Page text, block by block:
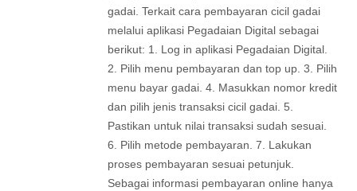
gadai. Terkait cara pembayaran cicil gadai
melalui aplikasi Pegadaian Digital sebagai
berikut: 1. Log in aplikasi Pegadaian Digital.
2. Pilih menu pembayaran dan top up. 3. Pilih
menu bayar gadai. 4. Masukkan nomor kredit
dan pilih jenis transaksi cicil gadai. 5.
Pastikan untuk nilai transaksi sudah sesuai.
6. Pilih metode pembayaran. 7. Lakukan
proses pembayaran sesuai petunjuk.
Sebagai informasi pembayaran online hanya